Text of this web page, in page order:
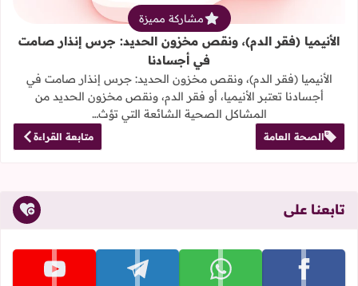
مشاركة مميزة
الأنيميا (فقر الدم)، ونقص مخزون الحديد: جرس إنذار صامت
في أجسادنا
الأنيميا (فقر الدم)، ونقص مخزون الحديد: جرس إنذار صامت في
أجسادنا تعتبر الأنيميا، أو فقر الدم، ونقص مخزون الحديد من
المشاكل الصحية الشائعة التي تؤث…
الصحة العامة متابعة القراءة
تابعنا على
تابعنا على facebook تابعنا على whatsapp تابعنا على telegram تابعنا على youtube